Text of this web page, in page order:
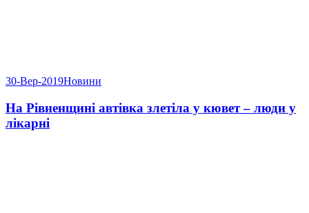
30-Вер-2019Новини
На Рівненщині автівка злетіла у кювет – люди у
лікарні